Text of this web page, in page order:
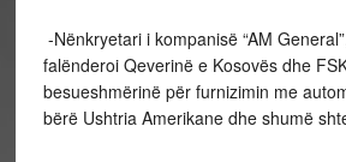
-Nënkryetari i kompanisë “AM
falënderoi Qeverinë e Kosovës dhe
besueshmërinë për furnizimin me
bërë Ushtria Amerikane dhe shumë